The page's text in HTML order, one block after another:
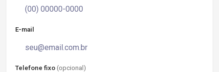
E-mail
Telefone fixo (opcional)